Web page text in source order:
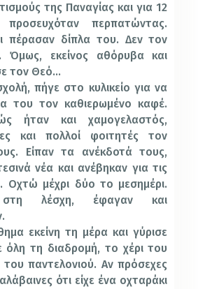
της Παναγίας και για 12
περπατώντας.
πέρασαν δίπλα του. Δεν τον
Όμως, εκείνος αθόρυβα και
τον Θεό…
πήγε στο κυλικείο για να
του τον καθιερωμένο καφέ.
ήταν και χαμογελαστός,
και πολλοί φοιτητές τον
Είπαν τα ανέκδοτά τους,
νέα και ανέβηκαν για τις
Οχτώ μέχρι δύο το μεσημέρι.
λέσχη, έφαγαν και
εκείνη τη μέρα και γύρισε
όλη τη διαδρομή, το χέρι του
παντελονιού. Αν πρόσεχες
ότι είχε ένα οχταράκι